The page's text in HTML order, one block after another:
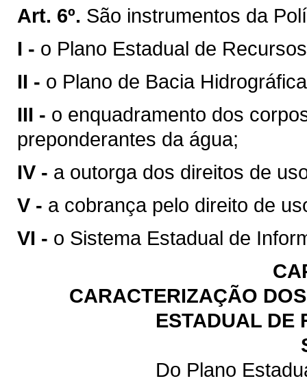
Art. 6º. São instrumentos da
I - o Plano Estadual de
II - o Plano de Bacia
III - o enquadramento dos
preponderantes da água;
IV - a outorga dos direitos de
V - a cobrança pelo direito de
VI - o Sistema Estadual de
CARACTERIZAÇÃO
ESTADUAL DE
Do Plano